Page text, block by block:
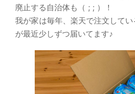
廃止する自治体も（ ; ; ）！
我が家は毎年、楽天で注文して
が最近少しずつ届いてます♪